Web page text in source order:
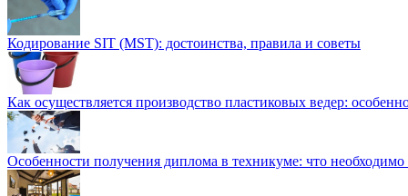
Кодирование SIT (MST): достоинства, правила и советы
Как осуществляется производство пластиковых ведер:
Особенности получения диплома в техникуме: что необходимо